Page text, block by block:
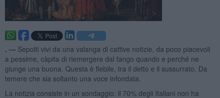
. — Sepolti vivi da una valanga di cattive notizie, da poco piacevoli
a pessime, càpita di riemergere dal fango quando e perché ne
giunge una buona. Questa è flebile, tra il detto e il sussurrato. Da
temere che sia soltanto una voce infondata.
La notizia consiste in un sondaggio: il 70% degli Italiani non ha